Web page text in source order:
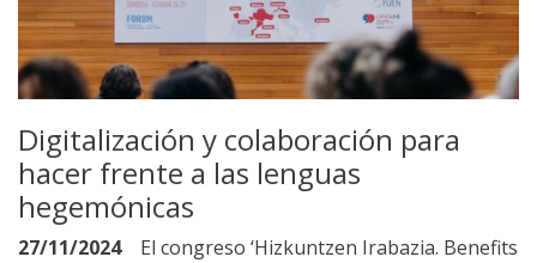
Digitalización y colaboración para
hacer frente a las lenguas
hegemónicas
27/11/2024 El congreso ‘Hizkuntzen Irabazia. Benefits